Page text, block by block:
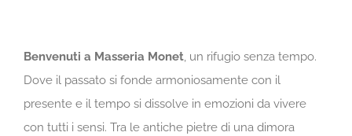
Benvenuti a Masseria Monet, un rifugio senza tempo.
Dove il passato si fonde armoniosamente con il
presente e il tempo si dissolve in emozioni da vivere
con tutti i sensi. Tra le antiche pietre di una dimora